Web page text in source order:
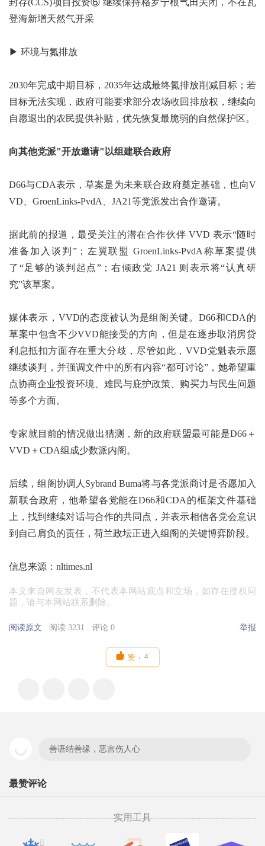
封存(CCS)项目投资⑥ 继续保持格罗宁根气田关闭，不在瓦
登海新增天然气开采
▶ 环境与氮排放
2030年完成中期目标，2035年达成最终氮排放削减目标；若
目标无法实现，政府可能要求部分农场收回排放权，继续向
自愿退出的农民提供补贴，优先恢复最脆弱的自然保护区。
向其他党派"开放邀请"以组建联合政府
D66与CDA表示，草案是为未来联合政府奠定基础，也向V
VD、GroenLinks-PvdA、JA21等党派发出合作邀请。
据此前的报道，最受关注的潜在合作伙伴 VVD 表示“随时
准备加入谈判”；左翼联盟 GroenLinks-PvdA称草案提供
了“足够的谈判起点”；右倾政党 JA21 则表示将“认真研
究”该草案。
媒体表示，VVD的态度被认为是组阁关键。D66和CDA的
草案中包含不少VVD能接受的方向，但是在逐步取消房贷
利息抵扣方面存在重大分歧，尽管如此，VVD党魁表示愿
继续谈判，并强调文件中的所有内容“都可讨论”，她希望重
点协商企业投资环境、难民与庇护政策、购买力与民生问题
等多个方面。
专家就目前的情况做出猜测，新的政府联盟最可能是D66＋
VVD＋CDA组成少数派内阁。
后续，组阁协调人Sybrand Buma将与各党派商讨是否愿加入
新联合政府，他希望各党能在D66和CDA的框架文件基础
上，找到继续对话与合作的共同点，并表示相信各党会意识
到自己肩负的责任，荷兰政坛正进入组阁的关键博弈阶段。
信息来源：nltimes.nl
本文来自网友发表，不代表本网站观点和立场，如存在侵权问
题，请与本网站联系删除。
阅读原文 阅读 3231 评论 0 举报
 赞 4
善语结善缘，恶言伤人心
最赞评论
实用工具